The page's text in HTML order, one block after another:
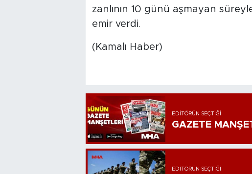
zanlının 10 günü aşmayan
emir verdi.
(Kamalı Haber)
EDITÖRÜN SEÇTIĞI
GAZETE
EDITÖRÜN SEÇTIĞI